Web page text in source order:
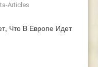
Articles
Что В Европе Идет